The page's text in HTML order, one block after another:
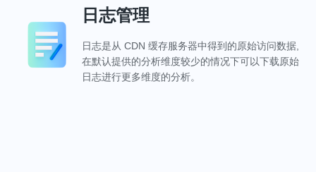
日志管理
日志是从 CDN 缓存服务器中得到的原始访问数据,
在默认提供的分析维度较少的情况下可以下载原始
日志进行更多维度的分析。